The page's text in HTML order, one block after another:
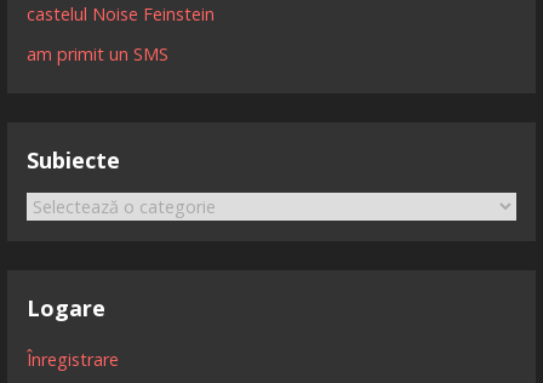
castelul Noise Feinstein
am primit un SMS
Subiecte
Subiecte
Logare
Înregistrare